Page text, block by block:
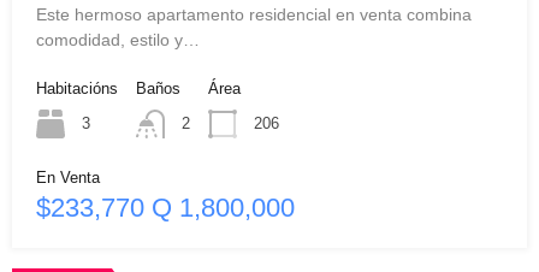
Este hermoso apartamento residencial en venta combina
comodidad, estilo y…
Habitacións
3
Baños
2
Área
206
En Venta
$233,770 Q 1,800,000